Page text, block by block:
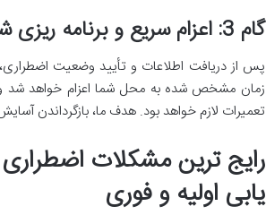
گام 3: اعزام سریع و برنامه ریزی شده تکنسین به محل
پس از دریافت اطلاعات و تأیید وضعیت
زمان مشخص شده به محل شما اعزام خواهد شد و
تعمیرات لازم خواهد بود. هدف ما، بازگرداندن
رایج ترین مشکلات اضطراری
یابی اولیه و فوری